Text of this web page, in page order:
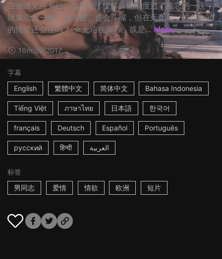
在他遇见路卡后，似乎有了缓解。他们度过了难忘的一夜，
就像恋人一样，很亲密、也会斗嘴，但在天亮后，彼此之间
的情爱还会在吗？ ☆无论在深宵、或是... More
16m法国2017
字幕
English
繁體中文 简体中文 Bahasa Indonesia
Tiếng Việt ภาษาไทย 日本語 한국어
français Deutsch Español Português
русский हिन्दी العربية
标签
男同志
爱情 情欲 欧洲 短片